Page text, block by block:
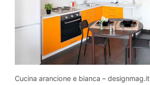
Cucina arancione e bianca – designmag.it